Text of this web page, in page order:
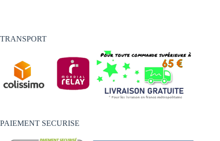
TRANSPORT
PAIEMENT SECURISE